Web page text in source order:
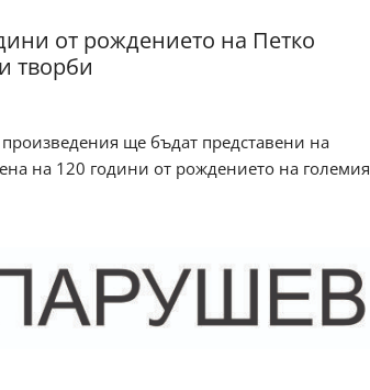
от рождението на Петко
творби
ще бъдат представени на
на 120 години от рождението на големия